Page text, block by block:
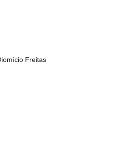
Freitas